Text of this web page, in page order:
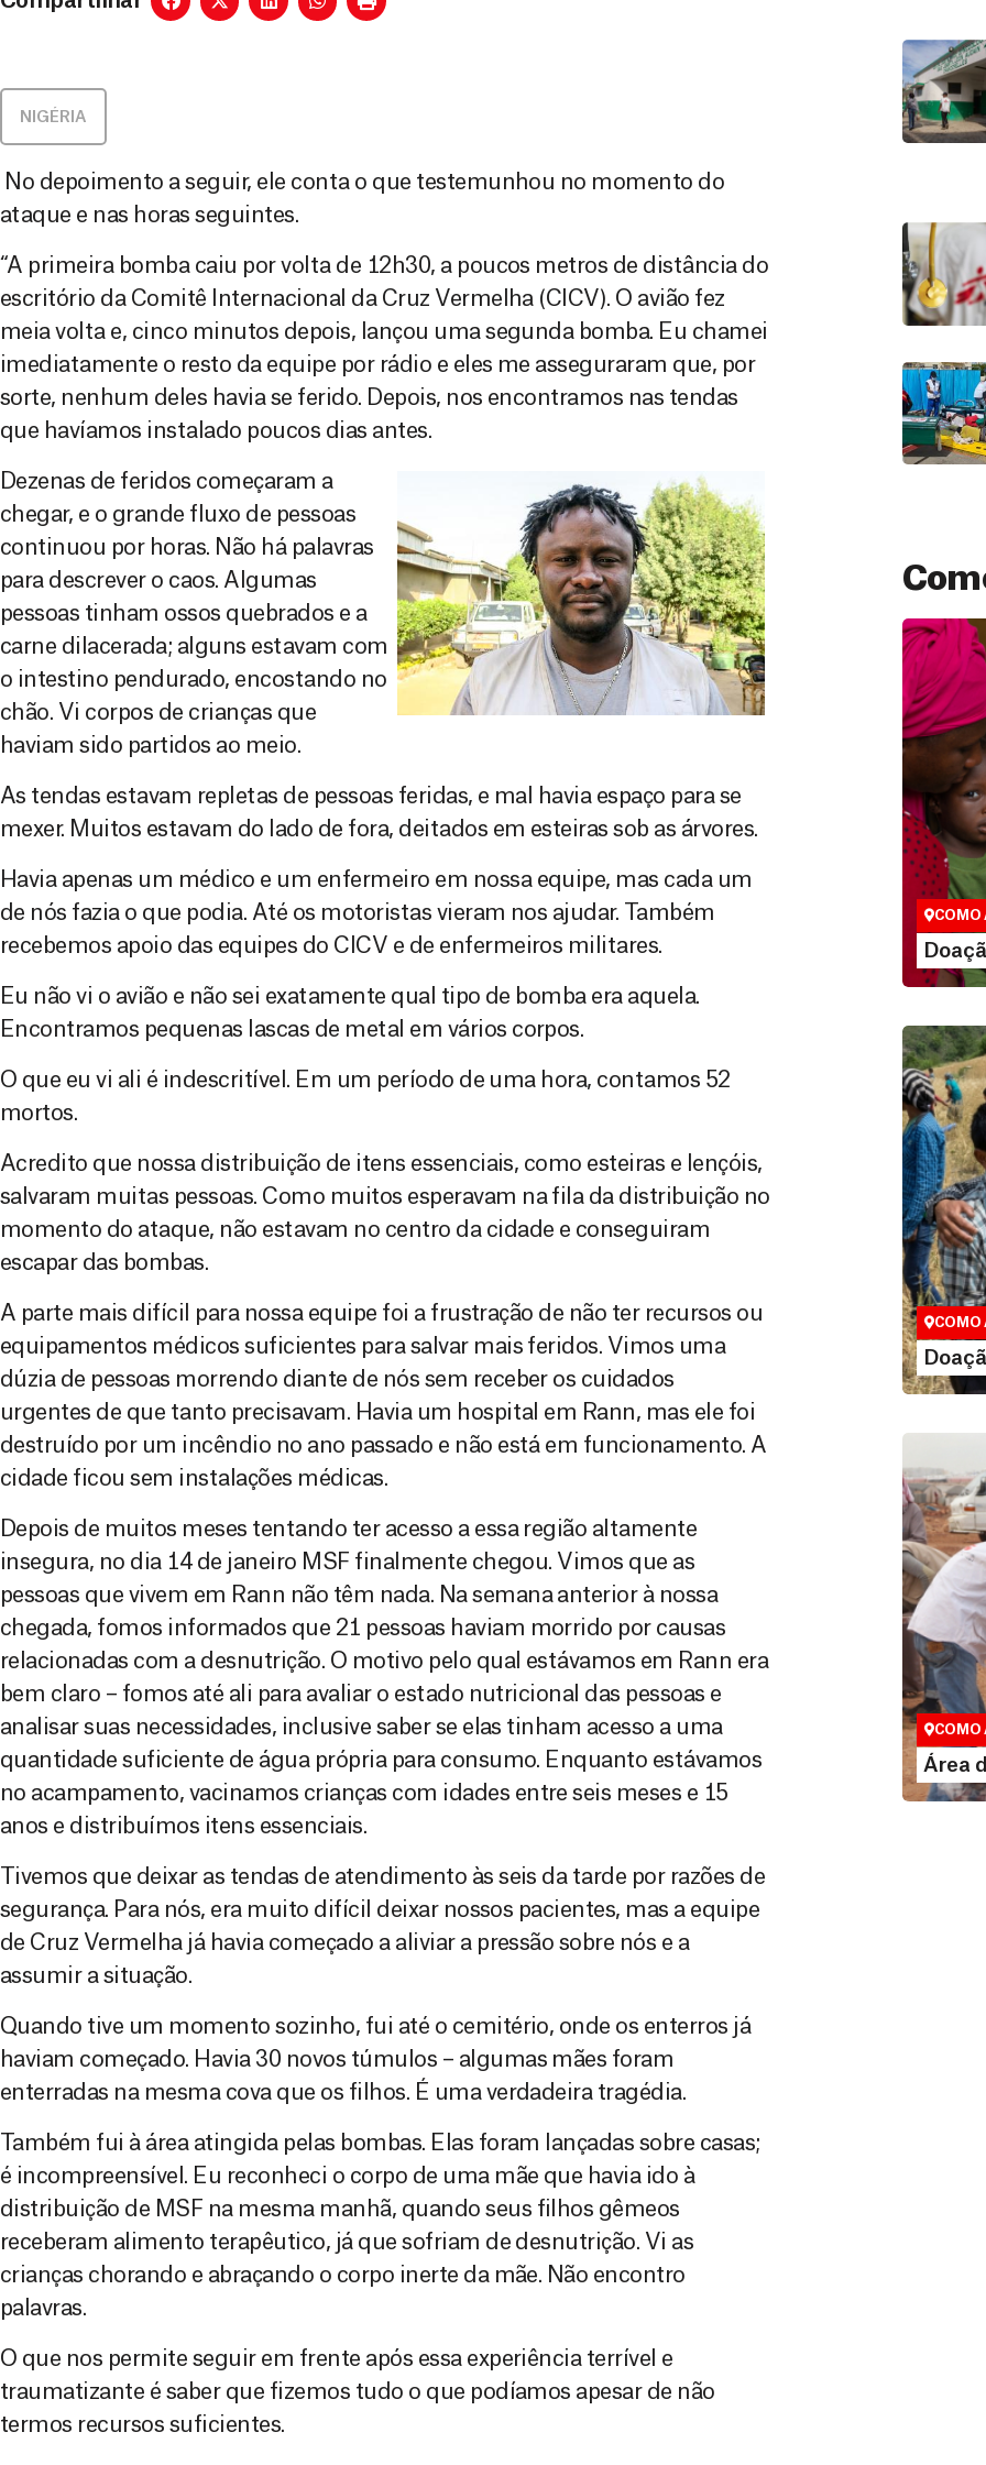
NIGÉRIA
No depoimento a seguir, ele conta o que testemunhou no momento do
ataque e nas horas seguintes.
“A primeira bomba caiu por volta de 12h30, a poucos metros de distância do
escritório da Comitê Internacional da Cruz Vermelha (CICV). O avião fez
meia volta e, cinco minutos depois, lançou uma segunda bomba. Eu chamei
imediatamente o resto da equipe por rádio e eles me asseguraram que, por
sorte, nenhum deles havia se ferido. Depois, nos encontramos nas tendas
que havíamos instalado poucos dias antes.
Dezenas de feridos começaram a
chegar, e o grande fluxo de pessoas
continuou por horas. Não há palavras
para descrever o caos. Algumas
pessoas tinham ossos quebrados e a
carne dilacerada; alguns estavam com
o intestino pendurado, encostando no
chão. Vi corpos de crianças que
haviam sido partidos ao meio.
As tendas estavam repletas de pessoas feridas, e mal havia espaço para se
mexer. Muitos estavam do lado de fora, deitados em esteiras sob as árvores.
Havia apenas um médico e um enfermeiro em nossa equipe, mas cada um
de nós fazia o que podia. Até os motoristas vieram nos ajudar. Também
recebemos apoio das equipes do CICV e de enfermeiros militares.
Eu não vi o avião e não sei exatamente qual tipo de bomba era aquela.
Encontramos pequenas lascas de metal em vários corpos.
O que eu vi ali é indescritível. Em um período de uma hora, contamos 52
mortos.
Acredito que nossa distribuição de itens essenciais, como esteiras e lençóis,
salvaram muitas pessoas. Como muitos esperavam na fila da distribuição no
momento do ataque, não estavam no centro da cidade e conseguiram
escapar das bombas.
A parte mais difícil para nossa equipe foi a frustração de não ter recursos ou
equipamentos médicos suficientes para salvar mais feridos. Vimos uma
dúzia de pessoas morrendo diante de nós sem receber os cuidados
urgentes de que tanto precisavam. Havia um hospital em Rann, mas ele foi
destruído por um incêndio no ano passado e não está em funcionamento. A
cidade ficou sem instalações médicas.
Depois de muitos meses tentando ter acesso a essa região altamente
insegura, no dia 14 de janeiro MSF finalmente chegou. Vimos que as
pessoas que vivem em Rann não têm nada. Na semana anterior à nossa
chegada, fomos informados que 21 pessoas haviam morrido por causas
relacionadas com a desnutrição. O motivo pelo qual estávamos em Rann era
bem claro – fomos até ali para avaliar o estado nutricional das pessoas e
analisar suas necessidades, inclusive saber se elas tinham acesso a uma
quantidade suficiente de água própria para consumo. Enquanto estávamos
no acampamento, vacinamos crianças com idades entre seis meses e 15
anos e distribuímos itens essenciais.
Tivemos que deixar as tendas de atendimento às seis da tarde por razões de
segurança. Para nós, era muito difícil deixar nossos pacientes, mas a equipe
de Cruz Vermelha já havia começado a aliviar a pressão sobre nós e a
assumir a situação.
Quando tive um momento sozinho, fui até o cemitério, onde os enterros já
haviam começado. Havia 30 novos túmulos – algumas mães foram
enterradas na mesma cova que os filhos. É uma verdadeira tragédia.
Também fui à área atingida pelas bombas. Elas foram lançadas sobre casas;
é incompreensível. Eu reconheci o corpo de uma mãe que havia ido à
distribuição de MSF na mesma manhã, quando seus filhos gêmeos
receberam alimento terapêutico, já que sofriam de desnutrição. Vi as
crianças chorando e abraçando o corpo inerte da mãe. Não encontro
palavras.
O que nos permite seguir em frente após essa experiência terrível e
traumatizante é saber que fizemos tudo o que podíamos apesar de não
termos recursos suficientes.
Doação
São as
que nos
vidas em
COMO
Você
maneiras,
valor que
COMO
Área
Espaço
COMO
Área